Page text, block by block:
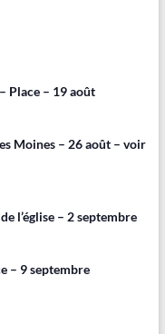
Place – 19 août
Moines – 26 août – voir
l’église – 2 septembre
– 9 septembre